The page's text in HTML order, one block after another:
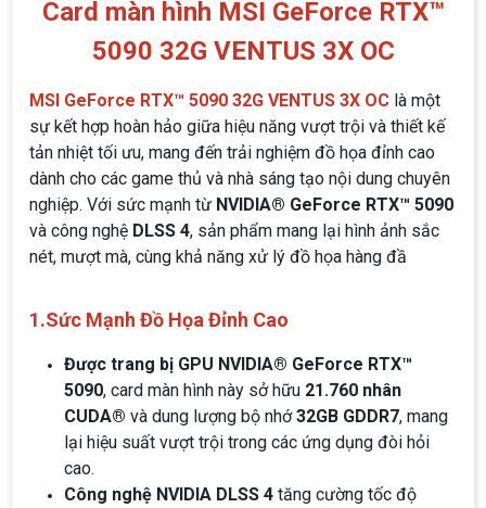
Card màn hình MSI GeForce RTX™
5090 32G VENTUS 3X OC
MSI GeForce RTX™ 5090 32G VENTUS 3X OC là một
sự kết hợp hoàn hảo giữa hiệu năng vượt trội và thiết kế
tản nhiệt tối ưu, mang đến trải nghiệm đồ họa đỉnh cao
dành cho các game thủ và nhà sáng tạo nội dung chuyên
nghiệp. Với sức mạnh từ NVIDIA® GeForce RTX™ 5090
và công nghệ DLSS 4, sản phẩm mang lại hình ảnh sắc
nét, mượt mà, cùng khả năng xử lý đồ họa hàng đầ
1.Sức Mạnh Đồ Họa Đỉnh Cao
Được trang bị GPU NVIDIA® GeForce RTX™
5090, card màn hình này sở hữu 21.760 nhân
CUDA® và dung lượng bộ nhớ32GB GDDR7, mang
lại hiệu suất vượt trội trong các ứng dụng đòi hỏi
cao.
Công nghệ NVIDIA DLSS 4 tăng cường tốc độ